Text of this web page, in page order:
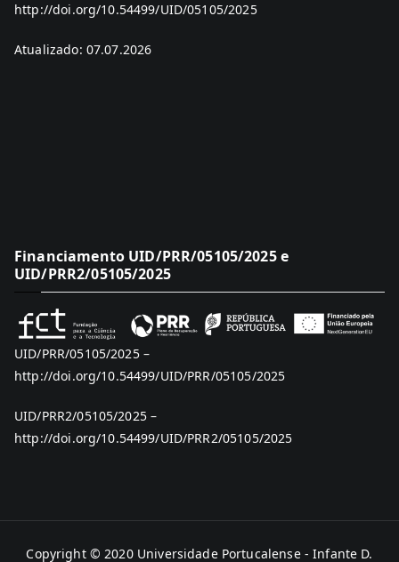
http://doi.org/10.54499/UID/05105/2025
Atualizado: 07.07.2026
Financiamento UID/PRR/05105/2025 e
UID/PRR2/05105/2025
UID/PRR/05105/2025 –
http://doi.org/10.54499/UID/PRR/05105/2025
UID/PRR2/05105/2025 –
http://doi.org/10.54499/UID/PRR2/05105/2025
Copyright © 2020 Universidade Portucalense - Infante D.